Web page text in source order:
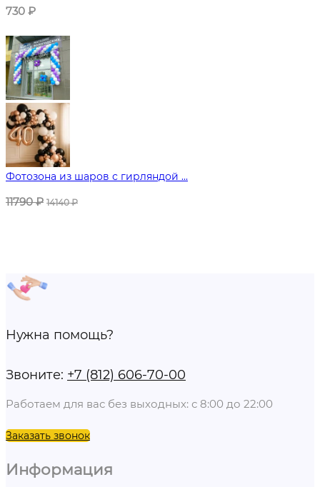
730 ₽
Фотозона из шаров с гирляндой ...
11790₽ 14140₽
Нужна помощь?
Звоните: +7 (812) 606-70-00
Работаем для вас без выходных: с 8:00 до 22:00
Заказать звонок
Информация